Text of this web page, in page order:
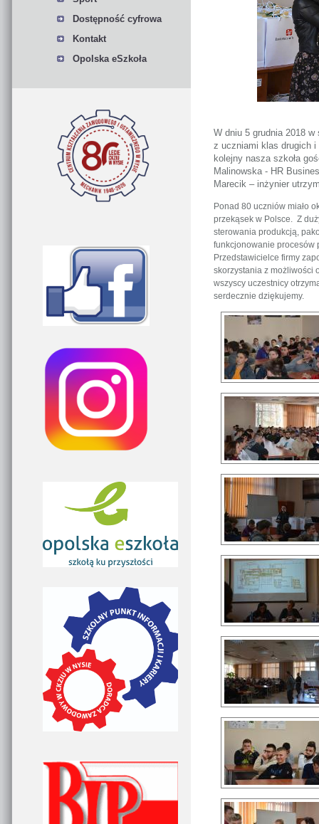
Dostępność cyfrowa
Kontakt
Opolska eSzkoła
W dniu 5 grudnia 2018
z uczniami klas drugich
kolejny nasza szkoła
Malinowska - HR
Marecik – inżynier
Ponad 80 uczniów miało
przekąsek w Polsce. Z
sterowania produkcją,
funkcjonowanie procesów
Przedstawicielce firmy
skorzystania z możliwości
wszyscy uczestnicy
serdecznie dziękujemy.